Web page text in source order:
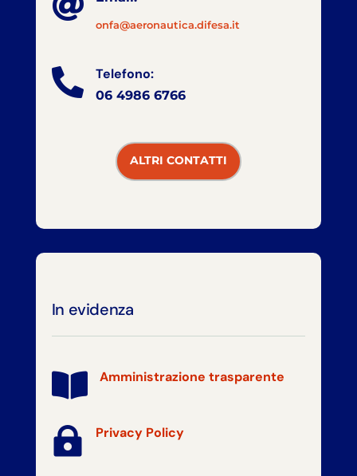
onfa@aeronautica.difesa.it
 Telefono:
06 4986 6766
ALTRI CONTATTI
In evidenza
 Amministrazione trasparente
 Privacy Policy